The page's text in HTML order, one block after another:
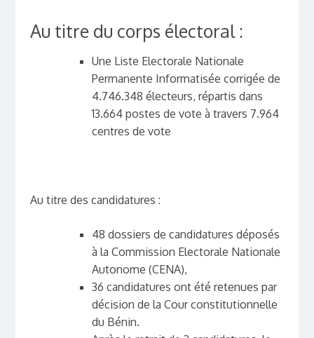
Au titre du corps électoral :
Une Liste Electorale Nationale
Permanente Informatisée corrigée de
4.746.348 électeurs, répartis dans
13.664 postes de vote à travers 7.964
centres de vote
Au titre des candidatures :
48 dossiers de candidatures déposés
à la Commission Electorale Nationale
Autonome (CENA),
36 candidatures ont été retenues par
décision de la Cour constitutionnelle
du Bénin.